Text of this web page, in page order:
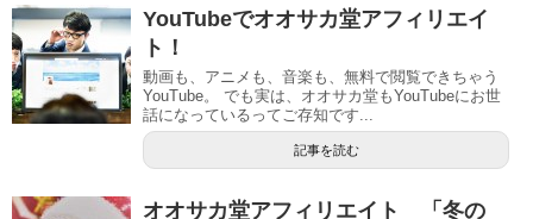
YouTubeでオオサカ堂アフィリエイ
ト！
動画も、アニメも、音楽も、無料で閲覧できちゃう
YouTube。 でも実は、オオサカ堂もYouTubeにお世
話になっているってご存知です...
記事を読む
オオサカ堂アフィリエイト 「冬の